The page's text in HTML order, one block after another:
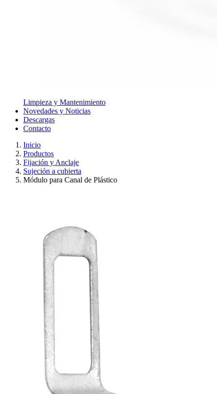
Limpieza y Mantenimiento
Novedades y Noticias
Descargas
Contacto
Inicio
Productos
Fijación y Anclaje
Sujeción a cubierta
Módulo para Canal de Plástico